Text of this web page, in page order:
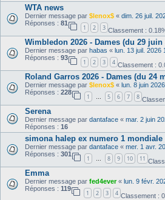
WTA news
Dernier message par $lenox$ « dim. 26 juil.
Réponses : 81
1 2 3 Classement :
Wimbledon 2026 - Dames (du 29
Dernier message par habas « lun. 13 juil. 2026
Réponses : 93
1 2 3 4 Classement :
Roland Garros 2026 - Dames (du 24
Dernier message par $lenox$ « lun. 8 juin
Réponses : 228
1 … 5 6 7 8
Serena
Dernier message par dantaface « mar. 2 juin
Réponses : 16
simona halep ex numero 1
Dernier message par dantaface « mer. 1 avr.
Réponses : 301
1 … 8 9 10 11
Emma
Dernier message par fed4ever« lun. 9 févr.
Réponses : 119
1 2 3 4 Classement :